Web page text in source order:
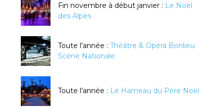
Fin novembre à début janvier : Le Noël
des Alpes
Toute l’année : Théâtre & Opéra Bonlieu
Scène Nationale
Toute l’année : Le Hameau du Père Noël